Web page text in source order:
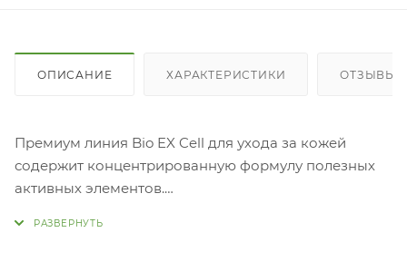
ОПИСАНИЕ ХАРАКТЕРИСТИКИ ОТЗЫВЫ
Премиум линия Bio EX Cell для ухода за кожей
содержит концентрированную формулу полезных
активных элементов.